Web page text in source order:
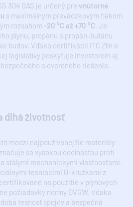
304 GAS je určený pre vnútorné
s maximálnym prevádzkovým tlakom
rozsahom -20 °C až +70 °C . Je
plynu, propánu a propán-butánu
budov. Vďaka certifikácii ITC Zlín a
legislatívy poskytuje investorom aj
a overeného riešenia.
dlhá životnosť
medzi najpoužívanejšie materiály
sa vysokou odolnosťou proti
stálymi mechanickými vlastnosťami.
tesniacimi O-krúžkami z
certifikované na použitie v plynových
požiadavky normy DVGW. Vďaka
tesnosť spojov a bezpečná